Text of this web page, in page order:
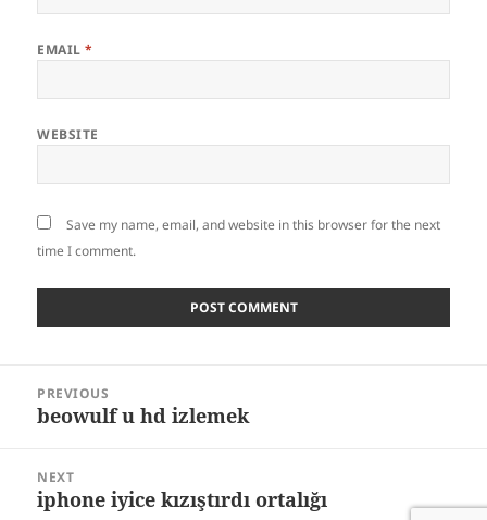
EMAIL*
WEBSITE
Save my name, email, and website in this browser for the next
time I comment.
navigation
PREVIOUS
Previous
beowulf u hd izlemek
NEXT
Next
iphone iyice kızıştırdı ortalığı